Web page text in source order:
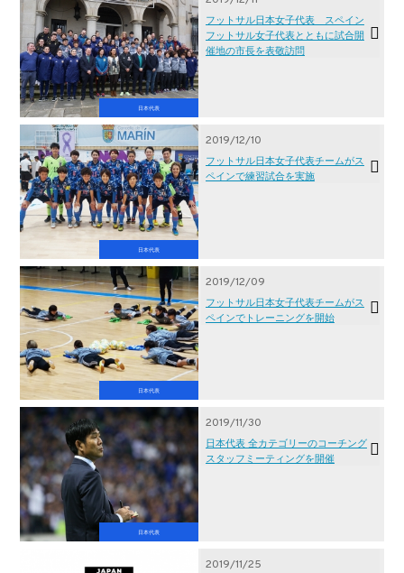
日本代表
フットサル日本女子代表 スペイン
フットサル女子代表とともに試合開
催地の市長を表敬訪問
日本代表
2019/12/10
フットサル日本女子代表チームがス
ペインで練習試合を実施
日本代表
2019/12/09
フットサル日本女子代表チームがス
ペインでトレーニングを開始
日本代表
2019/11/30
日本代表 全カテゴリーのコーチング
スタッフミーティングを開催
2019/11/25